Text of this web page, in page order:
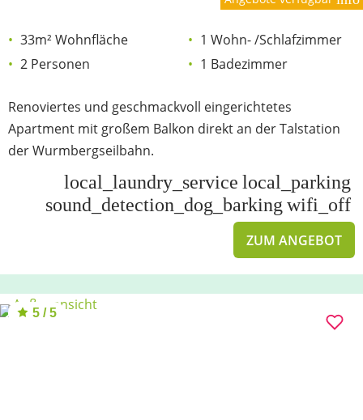
33m² Wohnfläche
2 Personen
1 Wohn- /Schlafzimmer
1 Badezimmer
Renoviertes und geschmackvoll eingerichtetes
Apartment mit großem Balkon direkt an der Talstation
der Wurmbergseilbahn.
local_laundry_service local_parking
sound_detection_dog_barking wifi_off
ZUM ANGEBOT
5 / 5